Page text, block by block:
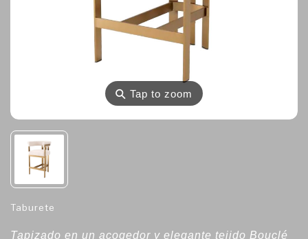
⚲Tap to zoom
Taburete
Tapizado en un acogedor y elegante tejido Bouclé